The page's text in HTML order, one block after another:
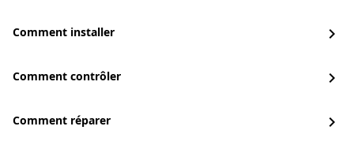
Comment installer chevron_right
Comment contrôler chevron_right
Comment réparer chevron_right